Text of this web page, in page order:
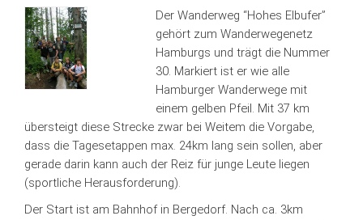
Der Wanderweg “Hohes Elbufer”
gehört zum Wanderwegenetz
Hamburgs und trägt die Nummer
30. Markiert ist er wie alle
Hamburger Wanderwege mit
einem gelben Pfeil. Mit 37 km
übersteigt diese Strecke zwar bei Weitem die Vorgabe,
dass die Tagesetappen max. 24km lang sein sollen, aber
gerade darin kann auch der Reiz für junge Leute liegen
(sportliche Herausforderung).
Der Start ist am Bahnhof in Bergedorf. Nach ca. 3km